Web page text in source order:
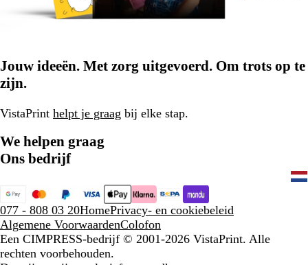
Jouw ideeën. Met zorg uitgevoerd. Om trots op te
zijn.
VistaPrint helpt je graag bij elke stap.
We helpen graag
Ons bedrijf
077 - 808 03 20HomePrivacy- en cookiebeleid
Algemene VoorwaardenColofon
Een CIMPRESS-bedrijf © 2001-2026 VistaPrint. Alle
rechten voorbehouden.